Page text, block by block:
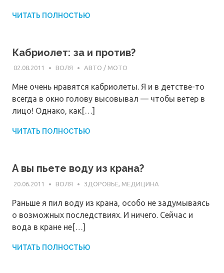
ЧИТАТЬ ПОЛНОСТЬЮ
Кабриолет: за и против?
02.08.2011 ВОЛЯ АВТО / МОТО
Мне очень нравятся кабриолеты. Я и в детстве-то
всегда в окно голову высовывал — чтобы ветер в
лицо! Однако, как[…]
ЧИТАТЬ ПОЛНОСТЬЮ
А вы пьете воду из крана?
20.06.2011 ВОЛЯ ЗДОРОВЬЕ, МЕДИЦИНА
Раньше я пил воду из крана, особо не задумываясь
о возможных последствиях. И ничего. Сейчас и
вода в кране не[…]
ЧИТАТЬ ПОЛНОСТЬЮ